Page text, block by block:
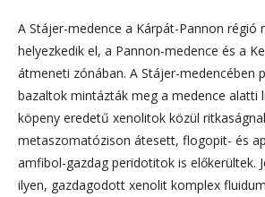
A Stájer-medence a Kárpát-Pannon régió
helyezkedik el, a Pannon-medence és a
átmeneti zónában. A Stájer-medencében
bazaltok mintázták meg a medence alatti
köpeny eredetű xenolitok közül
metaszomatózison átesett, flogopit- és
amfibol-gazdag peridotitok is előkerültek.
ilyen, gazdagodott xenolit komplex